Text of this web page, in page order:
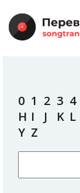
0 1 2 3 4
H I J K L
Y Z